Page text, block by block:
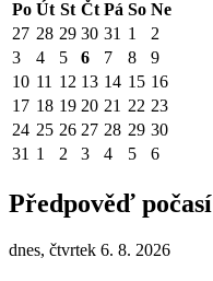
Po Út St Čt Pá So Ne
27 28 29 30 31 1
2
3
4 5 6 7 8
9
10 11 12 13 14 15 16
17 18 19 20 21 22 23
24 25 26 27 28 29 30
31 1 2 3 4 5 6
Předpověď počasí
dnes, čtvrtek 6. 8. 2026